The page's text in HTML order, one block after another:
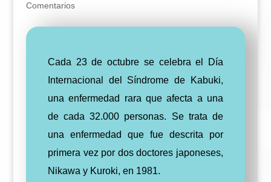
Comentarios
Cada 23 de octubre se celebra el Día
Internacional del Síndrome de Kabuki,
una enfermedad rara que afecta a una
de cada 32.000 personas. Se trata de
una enfermedad que fue descrita por
primera vez por dos doctores japoneses,
Nikawa y Kuroki, en 1981.